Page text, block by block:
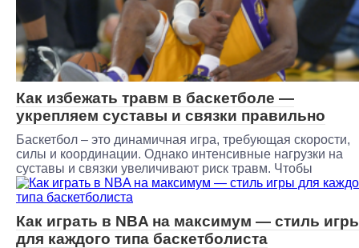
Как избежать травм в баскетболе —
укрепляем суставы и связки правильно
Баскетбол – это динамичная игра, требующая скорости,
силы и координации. Однако интенсивные нагрузки на
суставы и связки увеличивают риск травм. Чтобы
Как играть в NBA на максимум — стиль
для каждого типа баскетболиста